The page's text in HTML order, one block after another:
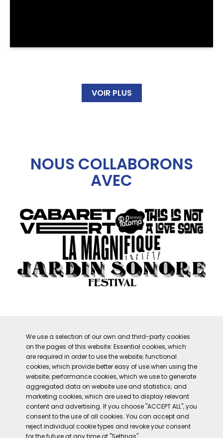
VOIR PLUS
NOUS COLLABORONS
AVEC
NOS RÉSEAUX SOCIAUX
We use a selection of our own and third-party cookies
on the pages of this website: Essential cookies, which
are required in order to use the website; functional
cookies, which provide better easy of use when using the
website; performance cookies, which we use to generate
aggregated data on website use and statistics; and
marketing cookies, which are used to display relevant
content and advertising. If you choose "ACCEPT ALL", you
consent to the use of all cookies. You can accept and
reject individual cookie types and revoke your consent
for the future at any time at "Settings".